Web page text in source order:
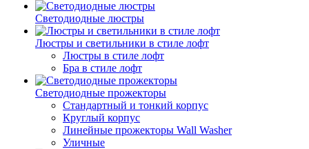
Светодиодные люстры
Люстры и светильники в стиле лофт
Люстры в стиле лофт
Бра в стиле лофт
Светодиодные прожекторы
Стандартный и тонкий корпус
Круглый корпус
Линейные прожекторы Wall Washer
Уличные